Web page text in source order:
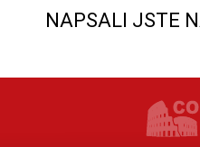
NAPSALI JSTE